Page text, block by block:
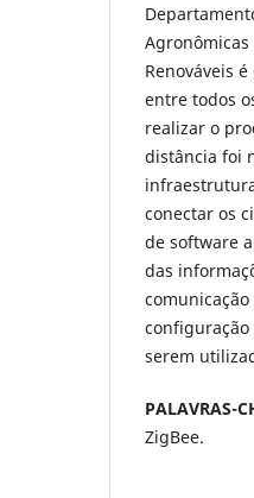
Agronômicas
Renováveis
entre todos
realizar o
distância foi
conectar os
de software
das
configuração
serem
PALAVRAS-
ZigBee.